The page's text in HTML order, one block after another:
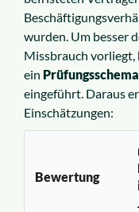
wurden. Um besser
Missbrauch
ein Prüfungsschema
eingeführt. Daraus
Einschätzungen:
Bewertung